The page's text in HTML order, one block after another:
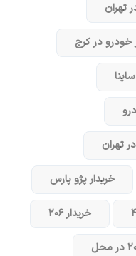
تهران
خودرو در کرج
تهران
خریدار پژو پارس
خریدار ۲۰۶